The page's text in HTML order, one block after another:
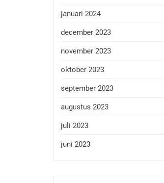
januari 2024
december 2023
november 2023
oktober 2023
september 2023
augustus 2023
juli 2023
juni 2023